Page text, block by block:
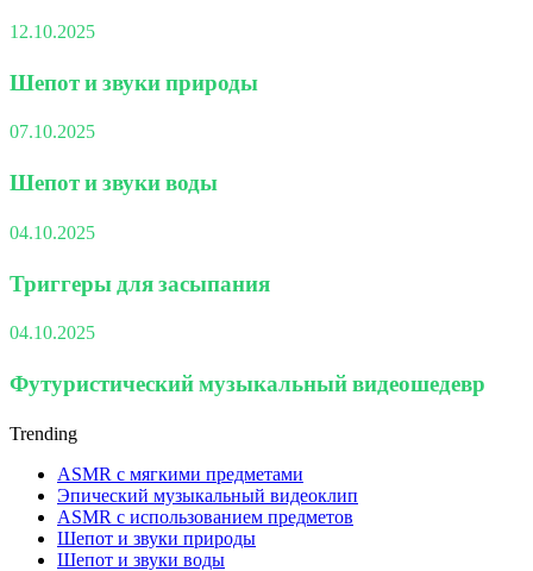
12.10.2025
Шепот и звуки природы
07.10.2025
Шепот и звуки воды
04.10.2025
Триггеры для засыпания
04.10.2025
Футуристический музыкальный видеошедевр
Trending
ASMR с мягкими предметами
Эпический музыкальный видеоклип
ASMR с использованием предметов
Шепот и звуки природы
Шепот и звуки воды